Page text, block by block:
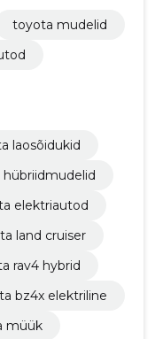
toyota mudelid
laosõidukid
elektriautod
land cruiser
rav4 hybrid
bz4x elektriline
müük